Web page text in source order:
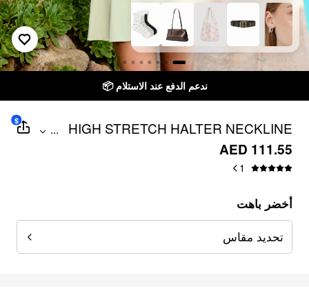
ندعم الدفع عند الاستلام 📦
HIGH STRETCH HALTER NECKLINE
RUCHED RUFFLED A-LINE MINI DRESS
...
AED 111.55
1
$
أخضر باهت
تحديد مقاس